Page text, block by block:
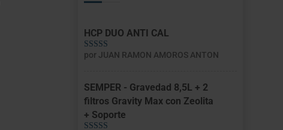
HCP DUO ANTI CAL
Valorado con
por JUAN RAMON AMOROS ANTON
SEMPER - Gravedad 8,5L + 2
filtros Gravity Max con Zeolita
+ Soporte